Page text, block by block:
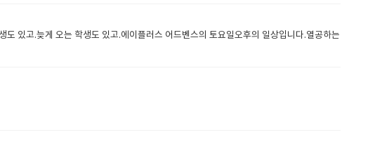
있고.늦게 오는 학생도 있고.에이플러스 어드벤스의 토요일오후의 일상입니다.열공하는